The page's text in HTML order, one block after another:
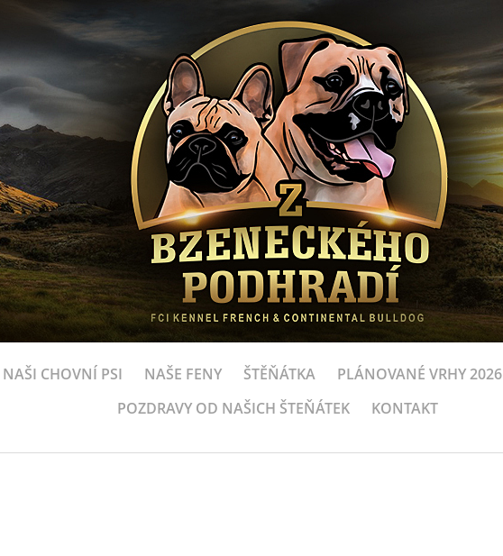
NAŠI CHOVNÍ PSI NAŠE FENY ŠTĚŇÁTKA PLÁNOVANÉ VRHY 2026
POZDRAVY OD NAŠICH ŠTEŇÁTEK
KONTAKT